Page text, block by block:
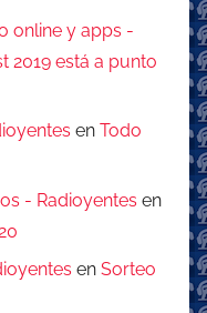
online y apps -
2019 está a punto
en Todo
- Radioyentes en
en Sorteo